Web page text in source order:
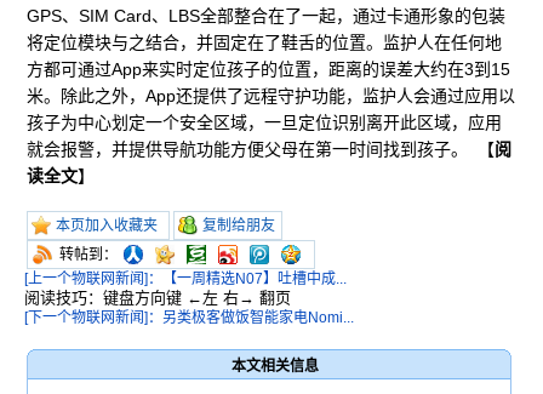
GPS、SIM Card、LBS全部整合在了一起，通过卡通形象的包装
将定位模块与之结合，并固定在了鞋舌的位置。监护人在任何地
方都可通过App来实时定位孩子的位置，距离的误差大约在3到15
米。除此之外，App还提供了远程守护功能，监护人会通过应用以
孩子为中心划定一个安全区域，一旦定位识别离开此区域，应用
就会报警，并提供导航功能方便父母在第一时间找到孩子。 【阅
读全文】
本页加入收藏夹
复制给朋友
转帖到：
[上一个物联网新闻]：【一周精选N07】吐槽中成...
阅读技巧：键盘方向键 ←左 右→ 翻页
[下一个物联网新闻]：另类极客做饭智能家电Nomi...
本文相关信息